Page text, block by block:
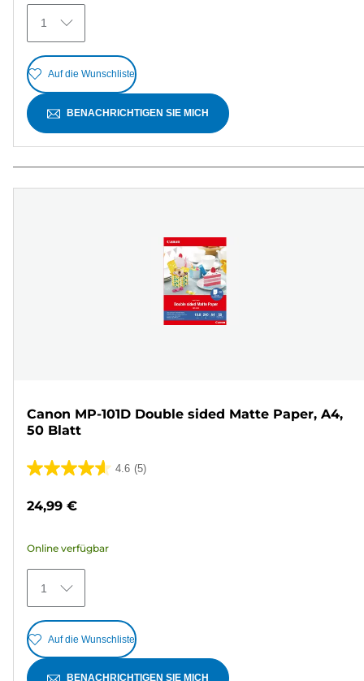
Bewertungen
1
Auf die Wunschliste
BENACHRICHTIGEN SIE MICH
Canon MP-101D Double sided Matte Paper, A4,
50 Blatt
4.6 (5)
4.6
5
Bewertungen
24,99 €
Online verfügbar
1
Auf die Wunschliste
BENACHRICHTIGEN SIE MICH